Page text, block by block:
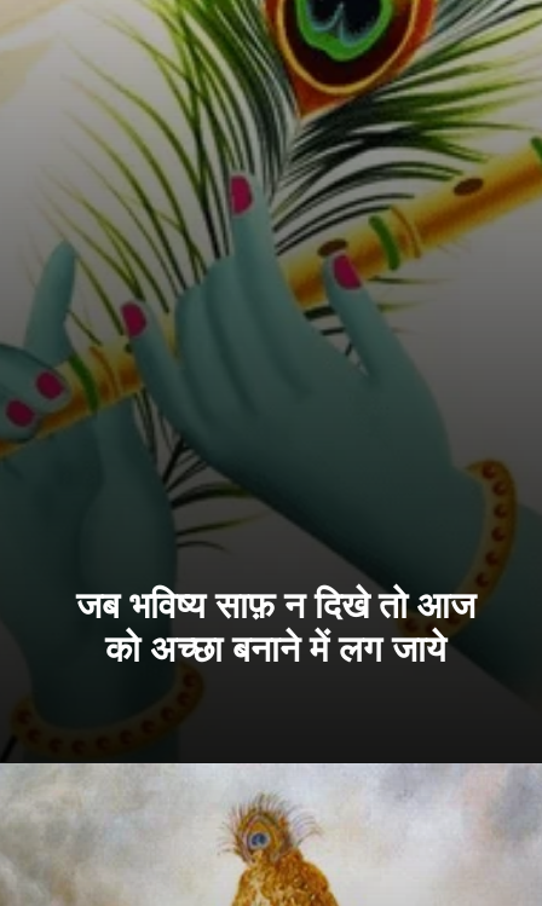
जब भविष्य साफ़ न दिखे तो आज
को अच्छा बनाने में लग जाये